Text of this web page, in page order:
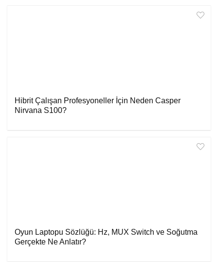
Hibrit Çalışan Profesyoneller İçin Neden Casper
Nirvana S100?
Oyun Laptopu Sözlüğü: Hz, MUX Switch ve Soğutma
Gerçekte Ne Anlatır?